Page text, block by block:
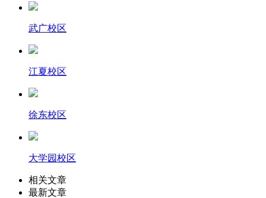
武广校区
江夏校区
徐东校区
大学园校区
相关文章
最新文章